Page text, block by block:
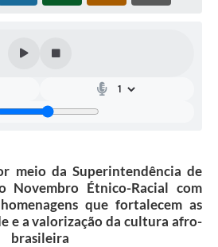
meio da Superintendência de
Novembro Étnico-Racial com
que fortalecem as
e a valorização da cultura afro-
brasileira